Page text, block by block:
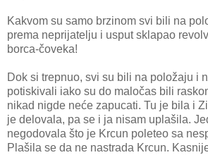
Kakvom su samo brzinom svi bili na
prema neprijatelju i usput sklapao
borca-čoveka!
Dok si trepnuo, svi su bili na položaju i
potiskivali iako su do maločas bili
nikad nigde neće zapucati. Tu je bila i
je delovala, pa se i ja nisam uplašila.
negodovala što je Krcun poleteo sa
Plašila se da ne nastrada Krcun.